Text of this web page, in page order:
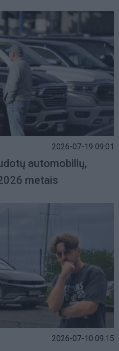
2026-07-19 09:01
automobilių,
metais
2026-07-10 09:15